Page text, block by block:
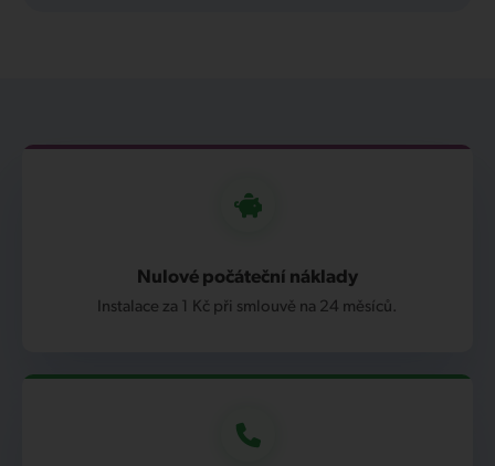
Nulové počáteční náklady
Instalace za 1 Kč při smlouvě na 24 měsíců.